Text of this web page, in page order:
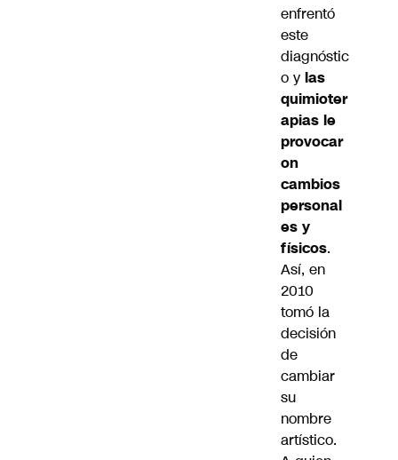
enfrentó
este
diagnóstic
o y las
quimioter
apias le
provocar
on
cambios
personal
es y
físicos.
Así, en
2010
tomó la
decisión
de
cambiar
su
nombre
artístico.